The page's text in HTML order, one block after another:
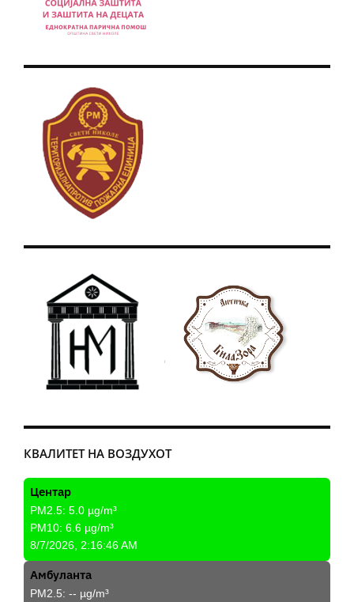
КВАЛИТЕТ НА ВОЗДУХОТ
Центар
PM2.5: 5.0 µg/m³
PM10: 6.6 µg/m³
8/7/2026, 2:16:46 AM
Амбуланта
PM2.5: -- µg/m³